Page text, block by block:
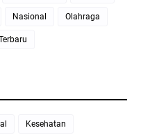
Nasional Olahraga
Kesehatan